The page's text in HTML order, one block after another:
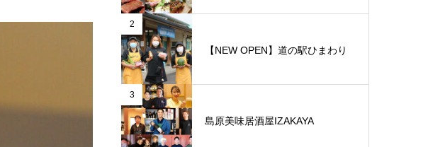
ンな空間「古民家Café Ryu龍」
学びも仕事もは
新たなワークプ
料館がオープンi
2
【NEW OPEN】道の駅ひまわり
3
島原美味居酒屋IZAKAYA